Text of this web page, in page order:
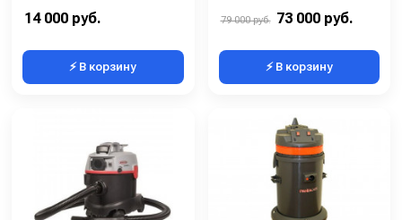
14 000 руб.
⚡ В корзину
79 000 руб. 73 000 руб.
⚡ В корзину